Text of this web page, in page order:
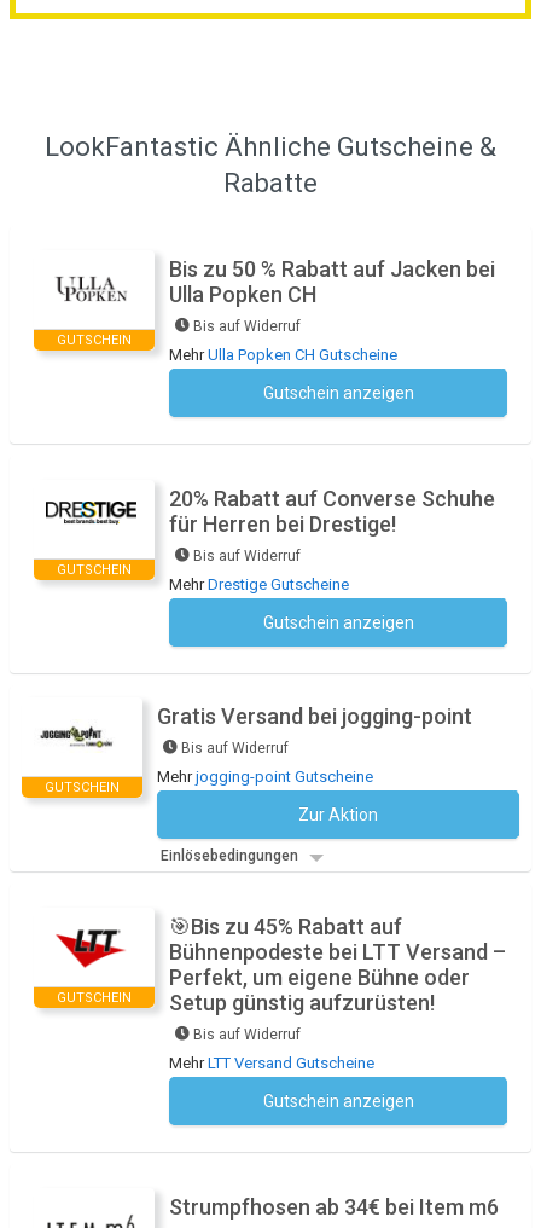
LookFantastic Ähnliche Gutscheine &
Rabatte
GUTSCHEIN
Bis zu 50 % Rabatt auf Jacken bei
Ulla Popken CH
Bis auf Widerruf
MehrUlla Popken CH Gutscheine
Gutschein anzeigen
GUTSCHEIN
20% Rabatt auf Converse Schuhe
für Herren bei Drestige!
Bis auf Widerruf
MehrDrestige Gutscheine
Gutschein anzeigen
GUTSCHEIN
Gratis Versand bei jogging-point
Bis auf Widerruf
Mehrjogging-point Gutscheine
Zur Aktion
Einlösebedingungen
GUTSCHEIN
🎯Bis zu 45% Rabatt auf
Bühnenpodeste bei LTT Versand –
Perfekt, um eigene Bühne oder
Setup günstig aufzurüsten!
Bis auf Widerruf
MehrLTT Versand Gutscheine
Gutschein anzeigen
Strumpfhosen ab 34€ bei Item m6